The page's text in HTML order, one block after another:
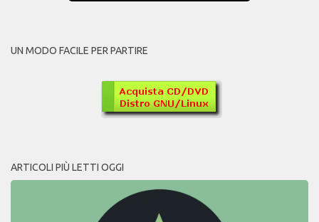
UN MODO FACILE PER PARTIRE
ARTICOLI PIÙ LETTI OGGI